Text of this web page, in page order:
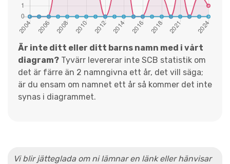
Är inte ditt eller ditt barns namn med i vårt
diagram? Tyvärr levererar inte SCB statistik om
det är färre än 2 namngivna ett år, det vill säga;
är du ensam om namnet ett år så kommer det inte
synas i diagrammet.
Vi blir jätteglada om ni lämnar en länk eller hänvisar